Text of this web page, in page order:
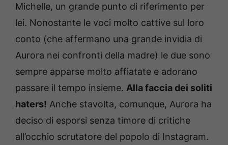
Michelle, un grande punto di riferimento per
lei. Nonostante le voci molto cattive sul loro
conto (che affermano una grande invidia di
Aurora nei confronti della madre) le due sono
sempre apparse molto affiatate e adorano
passare il tempo insieme. Alla faccia dei soliti
haters! Anche stavolta, comunque, Aurora ha
deciso di esporsi senza timore di critiche
all’occhio scrutatore del popolo di Instagram.